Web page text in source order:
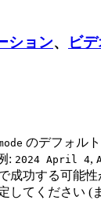
ション、 ビデ
のデフォル
: 2024 April 4,
成功する可能
してください (